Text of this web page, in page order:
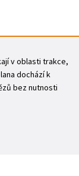
v oblasti trakce,
dochází k
bez nutnosti